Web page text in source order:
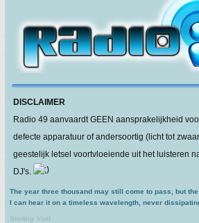
DISCLAIMER
Radio 49 aanvaardt GEEN aansprakelijkheid
defecte apparatuur of andersoortig (licht tot
geestelijk letsel voortvloeiende uit het luisteren
DJ's.
The year three thousand may still come to pass, but
I can hear it on a timeless wavelength, never
Sterling Void